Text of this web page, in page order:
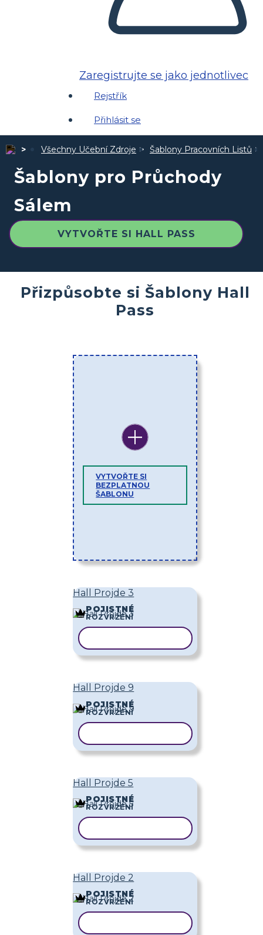
Zaregistrujte se jako jednotlivec
Rejstřík
Přihlásit se
Všechny Učební Zdroje Šablony Pracovních Listů
Šablony pro Průchody
Sálem
VYTVOŘTE SI HALL PASS
Přizpůsobte si Šablony Hall
Pass
VYTVOŘTE SI
BEZPLATNOU
ŠABLONU
Hall Projde 3
POJISTNÉ
ROZVRŽENÍ
Hall Projde 9
POJISTNÉ
ROZVRŽENÍ
Hall Projde 5
POJISTNÉ
ROZVRŽENÍ
Hall Projde 2
POJISTNÉ
ROZVRŽENÍ